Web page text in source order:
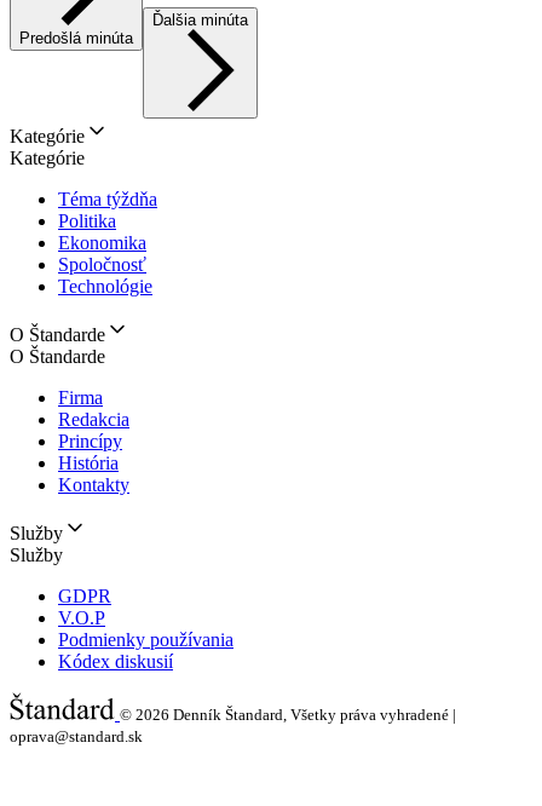
Predošlá minúta
Ďalšia minúta
Kategórie
Kategórie
Téma týždňa
Politika
Ekonomika
Spoločnosť
Technológie
O Štandarde
O Štandarde
Firma
Redakcia
Princípy
História
Kontakty
Služby
Služby
GDPR
V.O.P
Podmienky používania
Kódex diskusií
© 2026 Denník Štandard, Všetky práva vyhradené |
oprava@standard.sk